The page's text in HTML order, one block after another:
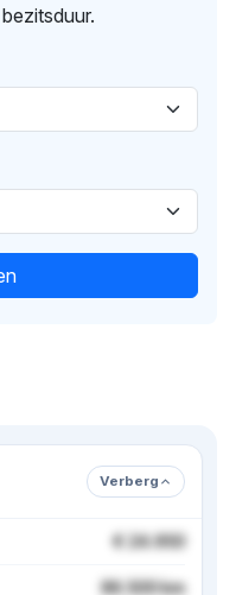
Verberg
€ 24.950
86.500 km